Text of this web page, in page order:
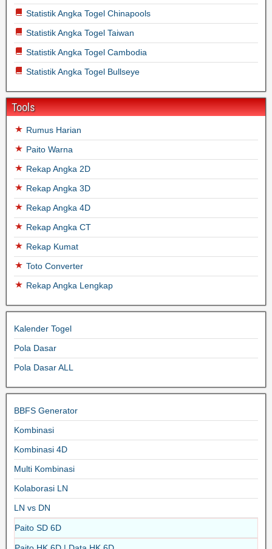
Statistik Angka Togel Chinapools
Statistik Angka Togel Taiwan
Statistik Angka Togel Cambodia
Statistik Angka Togel Bullseye
Tools
Rumus Harian
Paito Warna
Rekap Angka 2D
Rekap Angka 3D
Rekap Angka 4D
Rekap Angka CT
Rekap Kumat
Toto Converter
Rekap Angka Lengkap
Kalender Togel
Pola Dasar
Pola Dasar ALL
BBFS Generator
Kombinasi
Kombinasi 4D
Multi Kombinasi
Kolaborasi LN
LN vs DN
Paito SD 6D